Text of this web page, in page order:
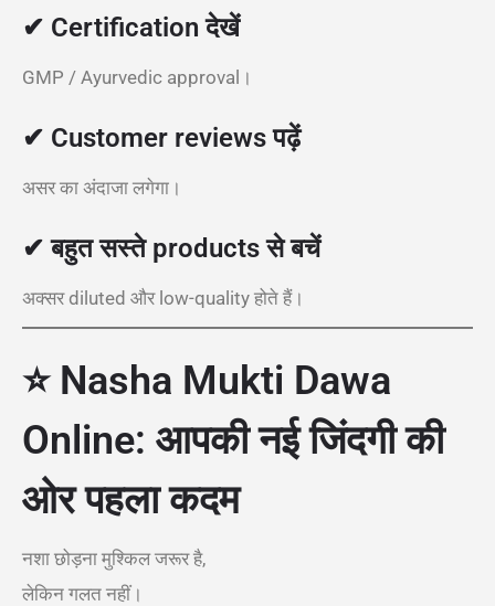
✔ Certification देखें
GMP / Ayurvedic approval।
✔ Customer reviews पढ़ें
असर का अंदाजा लगेगा।
✔ बहुत सस्ते products से बचें
अक्सर diluted और low-quality होते हैं।
⭐ Nasha Mukti Dawa
Online: आपकी नई जिंदगी की
ओर पहला कदम
नशा छोड़ना मुश्किल जरूर है,
लेकिन गलत नहीं।